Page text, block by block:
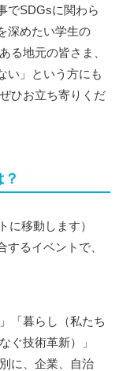
でSDGsに関わら
深めたい学生の
る地元の皆さま、
い」という方にも
ひお立ち寄りくだ
に移動します）
るイベントで、
「暮らし（私たち
ぐ技術革新）」
に、企業、自治